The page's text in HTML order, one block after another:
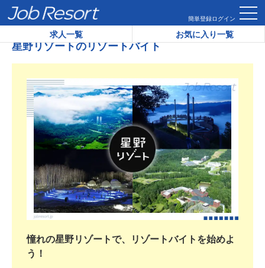
簡単登録ログイン
求人一覧 お気に入り一覧
HOME 星野リゾートのリゾートバイト
星野リゾートのリゾートバイト
憧れの星野リゾートで、リゾートバイトを始めよ
う！